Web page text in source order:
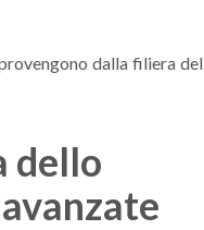
dalla filiera del
dello